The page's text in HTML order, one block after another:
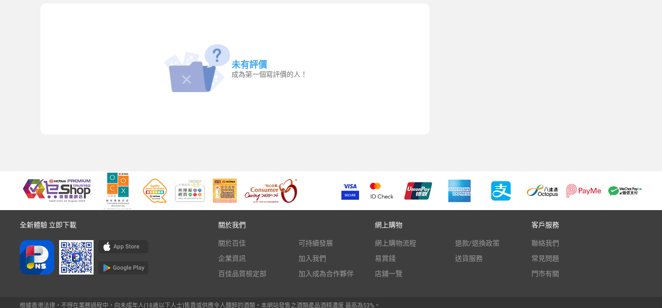
未有評價
成為第一個寫評價的人！
全新體驗 立即下載 關於我們
關於百佳
企業資訊
百佳品質檢定部
可持續發展
加入我們
加入成為合作夥伴
網上購物
網上購物流程
易賞錢
店鋪一覽
退款/退換政策
送貨服務
客戶服務
聯絡我們
常見問題
門市有關
根據香港法律，不得在業務過程中，向未成年人(18歲以下人士)售賣或供應令人醺醉的酒類。本網站發售之酒類產品酒精濃度 最高為53%。